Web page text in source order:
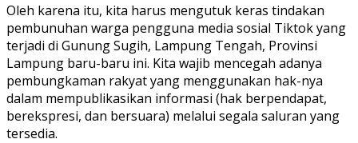
Oleh karena itu, kita harus mengutuk keras tindakan
pembunuhan warga pengguna media sosial Tiktok yang
terjadi di Gunung Sugih, Lampung Tengah, Provinsi
Lampung baru-baru ini. Kita wajib mencegah adanya
pembungkaman rakyat yang menggunakan hak-nya
dalam mempublikasikan informasi (hak berpendapat,
berekspresi, dan bersuara) melalui segala saluran yang
tersedia.